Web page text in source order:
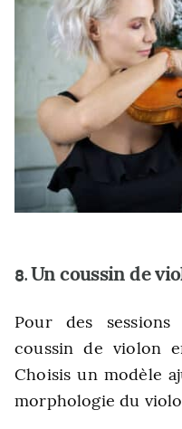
8.Un coussin de
Pour des
coussin de violon
Choisis un modèle
morphologie du